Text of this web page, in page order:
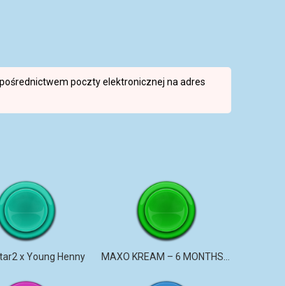
poczty elektronicznej na adres
x Young Henny